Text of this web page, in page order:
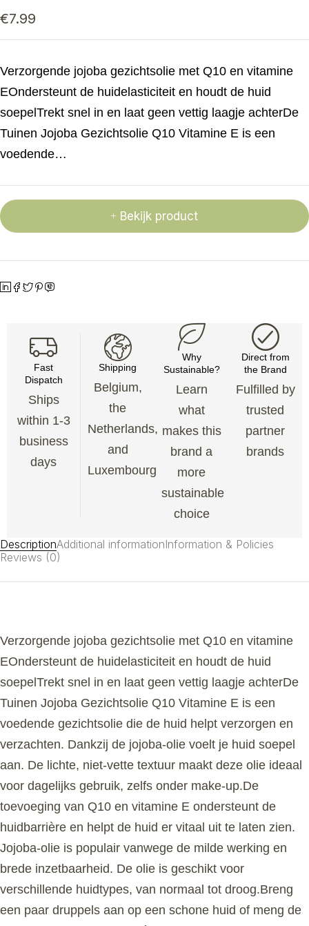
€7.99
Verzorgende jojoba gezichtsolie met Q10 en vitamine
EOndersteunt de huidelasticiteit en houdt de huid
soepelTrekt snel in en laat geen vettig laagje achterDe
Tuinen Jojoba Gezichtsolie Q10 Vitamine E is een
voedende…
Bekijk product
Fast
Dispatch
Ships
within 1-3
business
days
Shipping
Belgium,
the
Netherlands,
and
Luxembourg
Why
Sustainable?
Learn
what
makes this
brand a
more
sustainable
choice
Direct from
the Brand
Fulfilled by
trusted
partner
brands
DescriptionAdditional informationInformation & Policies
Reviews (0)
Verzorgende jojoba gezichtsolie met Q10 en vitamine
EOndersteunt de huidelasticiteit en houdt de huid
soepelTrekt snel in en laat geen vettig laagje achterDe
Tuinen Jojoba Gezichtsolie Q10 Vitamine E is een
voedende gezichtsolie die de huid helpt verzorgen en
verzachten. Dankzij de jojoba-olie voelt je huid soepel
aan. De lichte, niet-vette textuur maakt deze olie ideaal
voor dagelijks gebruik, zelfs onder make-up.De
toevoeging van Q10 en vitamine E ondersteunt de
huidbarrière en helpt de huid er vitaal uit te laten zien.
Jojoba-olie is populair vanwege de milde werking en
brede inzetbaarheid. De olie is geschikt voor
verschillende huidtypes, van normaal tot droog.Breng
een paar druppels aan op een schone huid of meng de